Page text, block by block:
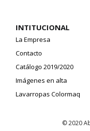
INTITUCIONAL
La Empresa
Contacto
Catálogo 2019/2020
Imágenes en alta
Lavarropas Colormaq
© 2020